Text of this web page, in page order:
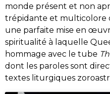
monde présent et non
trépidante et multicolore
une parfaite mise en
spiritualité à laquelle
hommage avec le tube
dont les paroles sont
textes liturgiques